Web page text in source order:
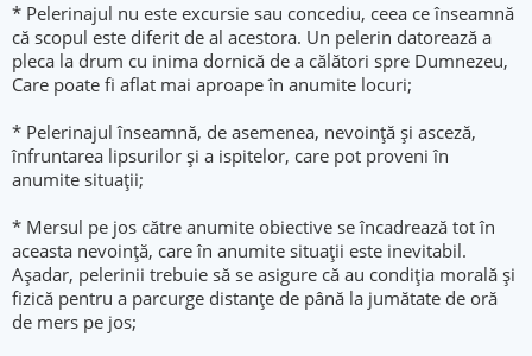
* Pelerinajul nu este excursie sau concediu, ceea ce înseamnă
că scopul este diferit de al acestora. Un pelerin datorează a
pleca la drum cu inima dornică de a călători spre Dumnezeu,
Care poate fi aflat mai aproape în anumite locuri;
* Pelerinajul înseamnă, de asemenea, nevoință și asceză,
înfruntarea lipsurilor și a ispitelor, care pot proveni în
anumite situații;
* Mersul pe jos către anumite obiective se încadrează tot în
aceasta nevoință, care în anumite situații este inevitabil.
Așadar, pelerinii trebuie să se asigure că au condiția morală și
fizică pentru a parcurge distanţe de până la jumătate de oră
de mers pe jos;